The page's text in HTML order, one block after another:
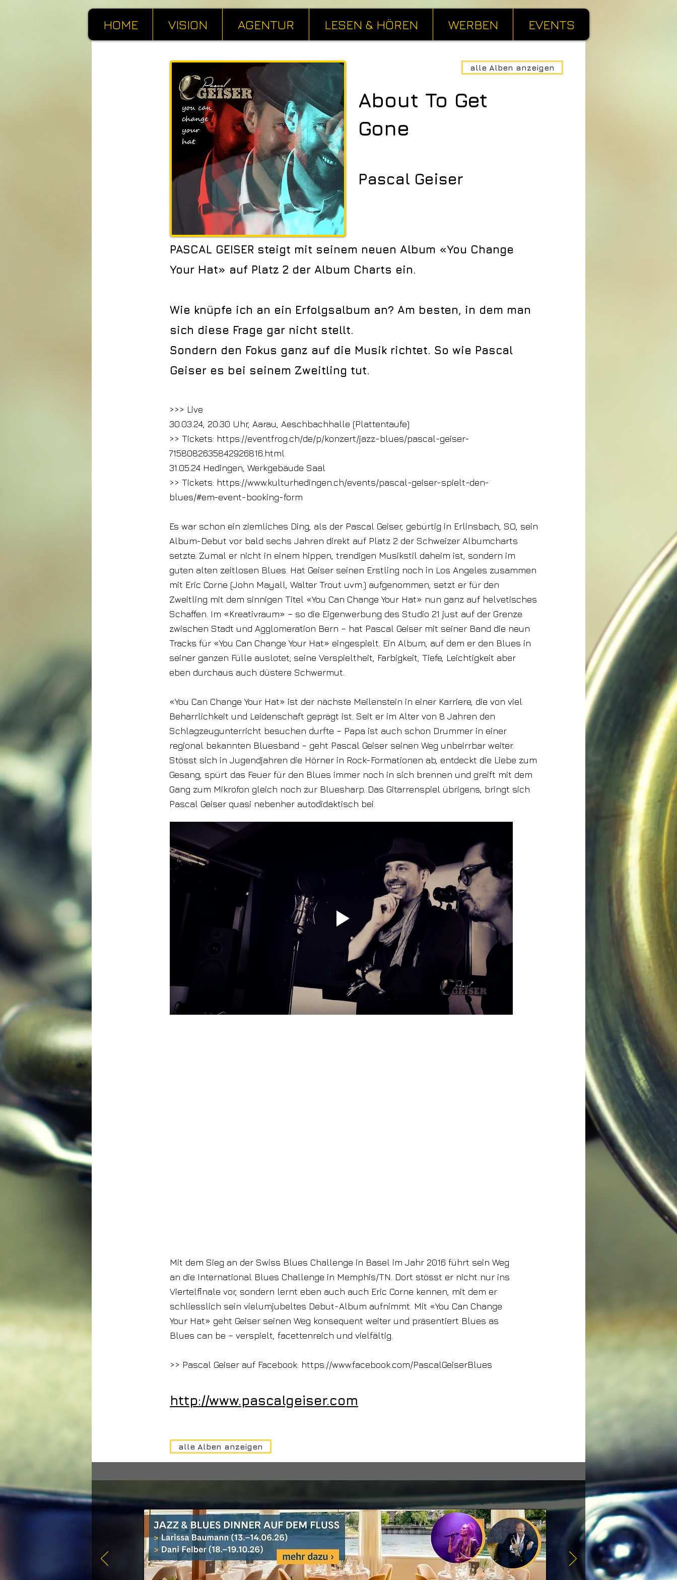
HOME VISION AGENTUR LESEN & HÖREN WERBEN EVENTS
alle Alben anzeigen
About To Get
Gone
Pascal Geiser
PASCAL GEISER steigt mit seinem neuen Album «You Change
Your Hat» auf Platz 2 der Album Charts ein.
Wie knüpfe ich an ein Erfolgsalbum an? Am besten, in dem man
sich diese Frage gar nicht stellt.
Sondern den Fokus ganz auf die Musik richtet. So wie Pascal
Geiser es bei seinem Zweitling tut.
>>> Live
30.03.24, 20:30 Uhr, Aarau, Aeschbachhalle (Plattentaufe)
>> Tickets: https://eventfrog.ch/de/p/konzert/jazz-blues/pascal-geiser-
7158082635842926816.html
31.05.24 Hedingen, Werkgebäude Saal
>> Tickets: https://www.kulturhedingen.ch/events/pascal-geiser-spielt-den-
blues/#em-event-booking-form
Es war schon ein ziemliches Ding, als der Pascal Geiser, gebürtig in Erlinsbach, SO, sein
Album-Debut vor bald sechs Jahren direkt auf Platz 2 der Schweizer Albumcharts
setzte. Zumal er nicht in einem hippen, trendigen Musikstil daheim ist, sondern im
guten alten zeitlosen Blues. Hat Geiser seinen Erstling noch in Los Angeles zusammen
mit Eric Corne (John Mayall, Walter Trout uvm.) aufgenommen, setzt er für den
Zweitling mit dem sinnigen Titel «You Can Change Your Hat» nun ganz auf helvetisches
Schaffen. Im «Kreativraum» – so die Eigenwerbung des Studio 21 just auf der Grenze
zwischen Stadt und Agglomeration Bern – hat Pascal Geiser mit seiner Band die neun
Tracks für «You Can Change Your Hat» eingespielt. Ein Album, auf dem er den Blues in
seiner ganzen Fülle auslotet; seine Verspieltheit, Farbigkeit, Tiefe, Leichtigkeit aber
eben durchaus auch düstere Schwermut.
«You Can Change Your Hat» ist der nächste Meilenstein in einer Karriere, die von viel
Beharrlichkeit und Leidenschaft geprägt ist. Seit er im Alter von 8 Jahren den
Schlagzeugunterricht besuchen durfte – Papa ist auch schon Drummer in einer
regional bekannten Bluesband – geht Pascal Geiser seinen Weg unbeirrbar weiter.
Stösst sich in Jugendjahren die Hörner in Rock-Formationen ab, entdeckt die Liebe zum
Gesang, spürt das Feuer für den Blues immer noch in sich brennen und greift mit dem
Gang zum Mikrofon gleich noch zur Bluesharp. Das Gitarrenspiel übrigens, bringt sich
Pascal Geiser quasi nebenher autodidaktisch bei.
Mit dem Sieg an der Swiss Blues Challenge in Basel im Jahr 2016 führt sein Weg
an die International Blues Challenge in Memphis/TN. Dort stösst er nicht nur ins
Viertelfinale vor, sondern lernt eben auch auch Eric Corne kennen, mit dem er
schliesslich sein vielumjubeltes Debut-Album aufnimmt. Mit «You Can Change
Your Hat» geht Geiser seinen Weg konsequent weiter und präsentiert Blues as
Blues can be – verspielt, facettenreich und vielfältig.
>> Pascal Geiser auf Facebook: https://www.facebook.com/PascalGeiserBlues
http://www.pascalgeiser.com
alle Alben anzeigen